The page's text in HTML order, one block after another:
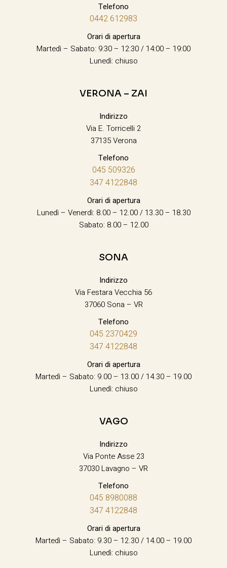
Telefono
0442 612983
Orari di apertura
Martedì – Sabato: 9:30 – 12:30 / 14:00 – 19:00
Lunedì: chiuso
VERONA – ZAI
Indirizzo
Via E. Torricelli 2
37135 Verona
Telefono
045 509326
347 4122848
Orari di apertura
Lunedì – Venerdì: 8.00 – 12.00 / 13.30 – 18.30
Sabato: 8.00 – 12.00
SONA
Indirizzo
Via Festara Vecchia 56
37060 Sona – VR
Telefono
045 2370429
347 4122848
Orari di apertura
Martedì – Sabato: 9.00 – 13.00 / 14.30 – 19.00
Lunedì: chiuso
VAGO
Indirizzo
Via Ponte Asse 23
37030 Lavagno – VR
Telefono
045 8980088
347 4122848
Orari di apertura
Martedì – Sabato: 9.30 – 12.30 / 14.00 – 19.00
Lunedì: chiuso